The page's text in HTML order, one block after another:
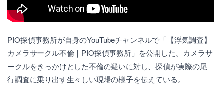
PIO探偵事務所が自身のYouTubeチャンネルで「【浮気調査】
カメラサークル不倫｜PIO探偵事務所」を公開した。カメラサ
ークルをきっかけとした不倫の疑いに対し、探偵が実際の尾
行調査に乗り出す生々しい現場の様子を伝えている。